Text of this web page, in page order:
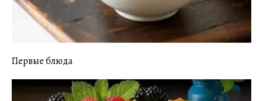
Первые блюда